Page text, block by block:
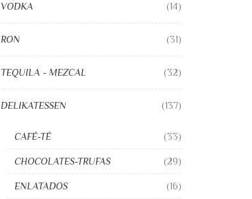
VODKA (14)
RON (31)
TEQUILA - MEZCAL (32)
DELIKATESSEN (137)
CAFÉ-TÉ (33)
CHOCOLATES-TRUFAS (29)
ENLATADOS (16)